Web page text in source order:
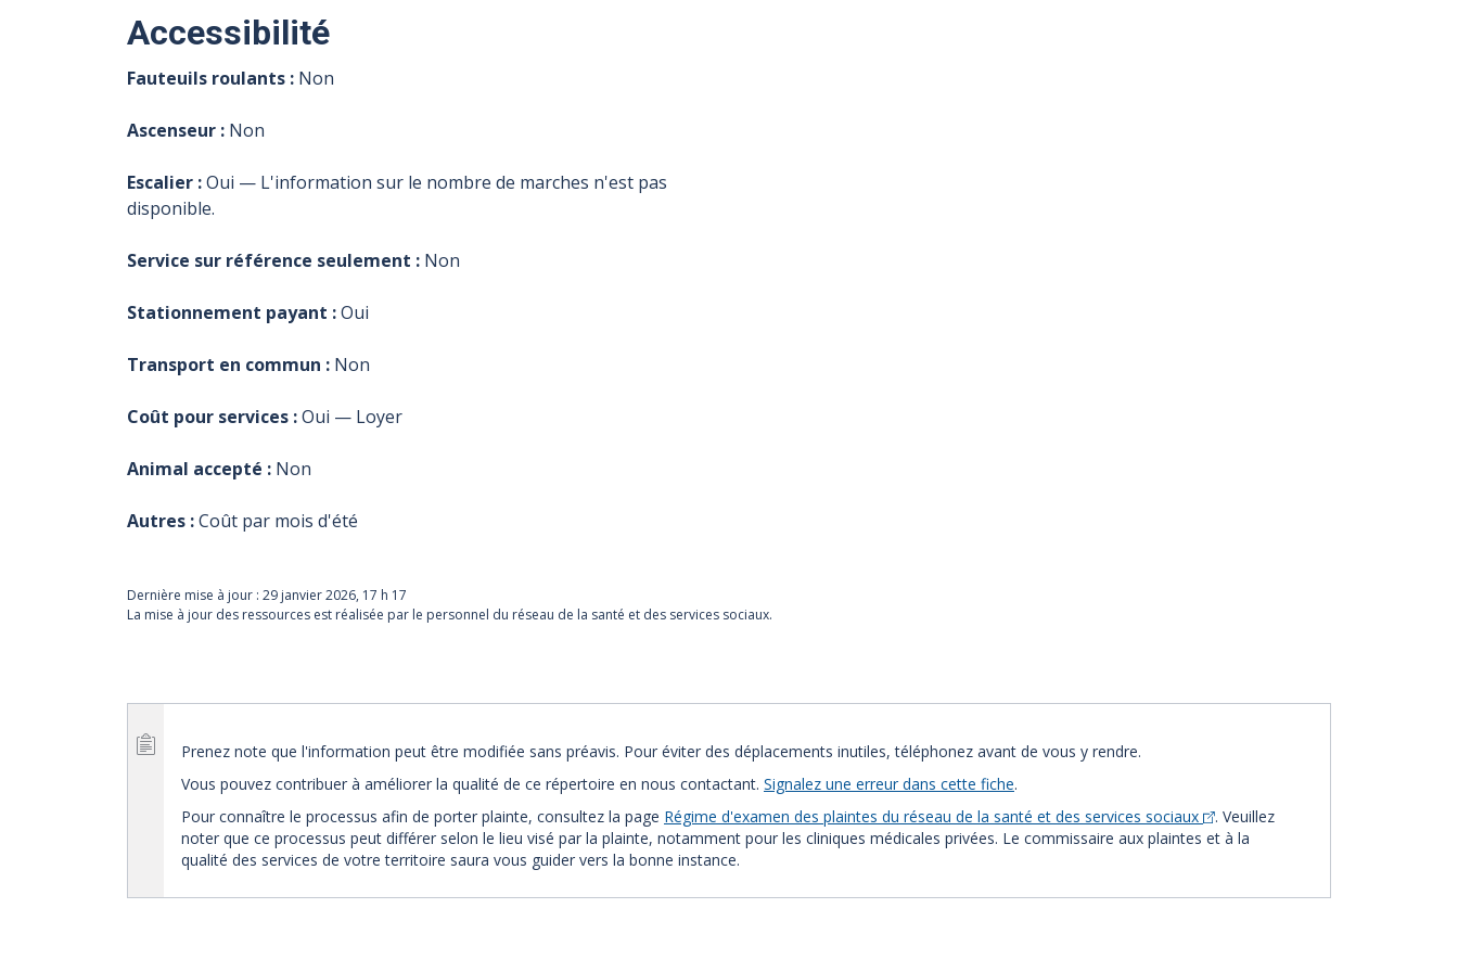
Accessibilité
Fauteuils roulants : Non
Ascenseur : Non
Escalier :Oui — L'information sur le nombre de marches n'est pas
disponible.
Service sur référence seulement : Non
Stationnement payant :Oui
Transport en commun : Non
Coût pour services :Oui — Loyer
Animal accepté : Non
Autres :Coût par mois d'été
Dernière mise à jour : 29 janvier 2026, 17 h 17
La mise à jour des ressources est réalisée par le personnel du réseau de la santé et des services sociaux.
Prenez note que l'information peut être modifiée sans préavis. Pour éviter des déplacements inutiles, téléphonez avant de vous y rendre.
Vous pouvez contribuer à améliorer la qualité de ce répertoire en nous contactant. Signalez une erreur dans cette fiche.
Pour connaître le processus afin de porter plainte, consultez la page Régime d'examen des plaintes du réseau de la santé et des services sociaux
. Veuillez
noter que ce processus peut différer selon le lieu visé par la plainte, notamment pour les cliniques médicales privées. Le commissaire aux plaintes et à la
qualité des services de votre territoire saura vous guider vers la bonne instance.